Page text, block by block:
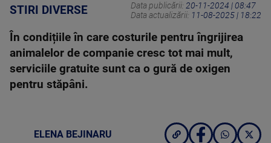
STIRI DIVERSE Data publicării: 20-11-2024 | 08:47
Data actualizării: 11-08-2025 | 18:22
În condițiile în care costurile pentru îngrijirea
animalelor de companie cresc tot mai mult,
serviciile gratuite sunt ca o gură de oxigen
pentru stăpâni.
ELENA BEJINARU